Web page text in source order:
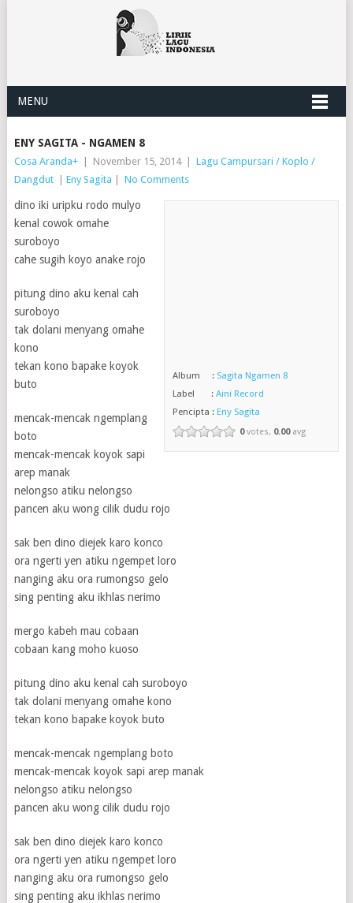
MENU
ENY SAGITA - NGAMEN 8
Cosa Aranda+ November 15, 2014
Lagu Campursari / Koplo /
Dangdut
Eny Sagita No Comments
Album : Sagita Ngamen 8
Label :Aini Record
Pencipta :Eny Sagita
0votes, 0.00avg
dino iki uripku rodo mulyo
kenal cowok omahe
suroboyo
cahe sugih koyo anake rojo
pitung dino aku kenal cah
suroboyo
tak dolani menyang omahe
kono
tekan kono bapake koyok
buto
mencak-mencak ngemplang
boto
mencak-mencak koyok sapi
arep manak
nelongso atiku nelongso
pancen aku wong cilik dudu rojo
sak ben dino diejek karo konco
ora ngerti yen atiku ngempet loro
nanging aku ora rumongso gelo
sing penting aku ikhlas nerimo
mergo kabeh mau cobaan
cobaan kang moho kuoso
pitung dino aku kenal cah suroboyo
tak dolani menyang omahe kono
tekan kono bapake koyok buto
mencak-mencak ngemplang boto
mencak-mencak koyok sapi arep manak
nelongso atiku nelongso
pancen aku wong cilik dudu rojo
sak ben dino diejek karo konco
ora ngerti yen atiku ngempet loro
nanging aku ora rumongso gelo
sing penting aku ikhlas nerimo